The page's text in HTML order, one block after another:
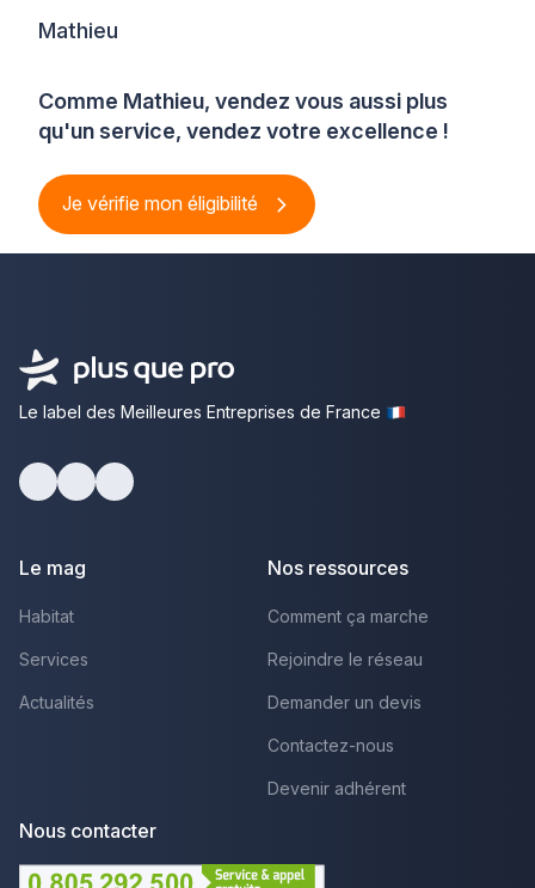
Comme Mathieu, vendez vous aussi plus
qu'un service, vendez votre excellence !
Je vérifie mon éligibilité
Mathieu
Le label des Meilleures Entreprises de France
Le mag
Habitat
Services
Actualités
Nos ressources
Comment ça marche
Rejoindre le réseau
Demander un devis
Contactez-nous
Devenir adhérent
Nous contacter